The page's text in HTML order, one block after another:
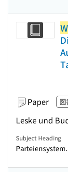
Paper 図
Leske und
Subject Heading
Parteiensystem.